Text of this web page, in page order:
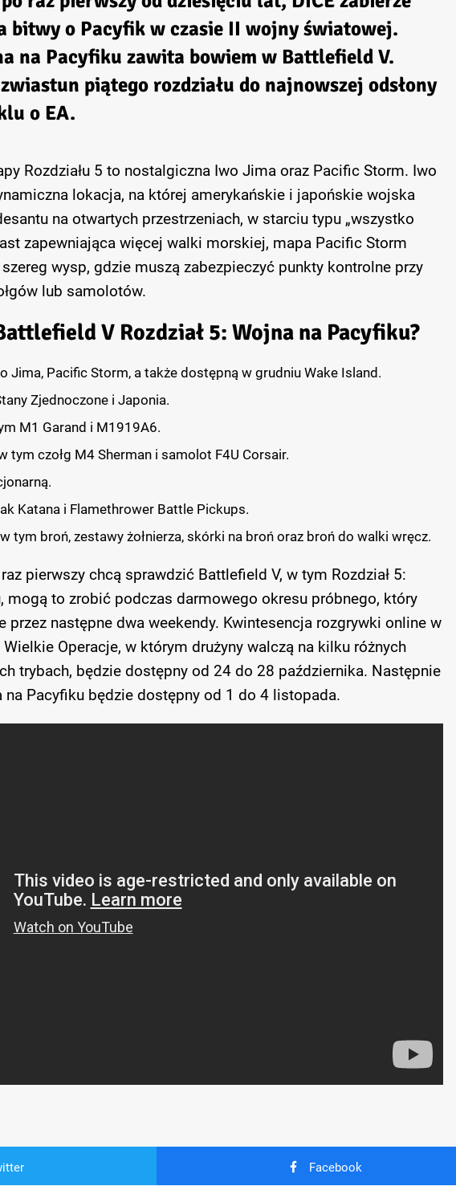
bitwy o Pacyfik w czasie II wojny światowej.
na Pacyfiku zawita bowiem w Battlefield V.
piątego rozdziału do najnowszej odsłony
o EA.
Rozdziału 5 to nostalgiczna Iwo Jima oraz Pacific Storm. Iwo
lokacja, na której amerykańskie i japońskie wojska
na otwartych przestrzeniach, w starciu typu „wszystko
zapewniająca więcej walki morskiej, mapa Pacific Storm
wysp, gdzie muszą zabezpieczyć punkty kontrolne przy
lub samolotów.
V Rozdział 5: Wojna na Pacyfiku?
Jima, Pacific Storm, a także dostępną w grudniu Wake Island.
Zjednoczone i Japonia.
M1 Garand i M1919A6.
tym czołg M4 Sherman i samolot F4U Corsair.
Katana i Flamethrower Battle Pickups.
tym broń, zestawy żołnierza, skórki na broń oraz broń do walki wręcz.
pierwszy chcą sprawdzić Battlefield V, w tym Rozdział 5:
mogą to zrobić podczas darmowego okresu próbnego, który
przez następne dwa weekendy. Kwintesencja rozgrywki online w
Operacje, w którym drużyny walczą na kilku różnych
trybach, będzie dostępny od 24 do 28 października. Następnie
na Pacyfiku będzie dostępny od 1 do 4 listopada.
Facebook